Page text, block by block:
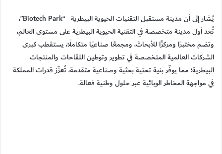
يُشار إلى أن مدينة مستقبل التقنيات الحيوية البيطرية “Biotech Park”،
تُعد أول مدينة متخصصة في التقنية الحيوية البيطرية على مستوى العالم،
وتضم مختبرًا ومركزًا للأبحاث، ومجمعًا صناعيًا متكاملًا، يستقطب كبرى
الشركات العالمية المتخصصة في تطوير وتوطين اللقاحات والمنتجات
البيطرية؛ مما يوفّر بنية تحتية بحثية وصناعية متقدمة، تُعزّز قدرات المملكة
في مواجهة المخاطر الوبائية عبر حلول وطنية فعالة.